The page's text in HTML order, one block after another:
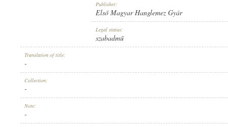
ELSŐ MAGYAR HANGLEMEZ GYÁR
RECORD NUMBER:
Publisher:
Első Magyar Hanglemez Gyár
Legal status:
szabadmű
Translation of title:
-
Collection:
-
Note:
-